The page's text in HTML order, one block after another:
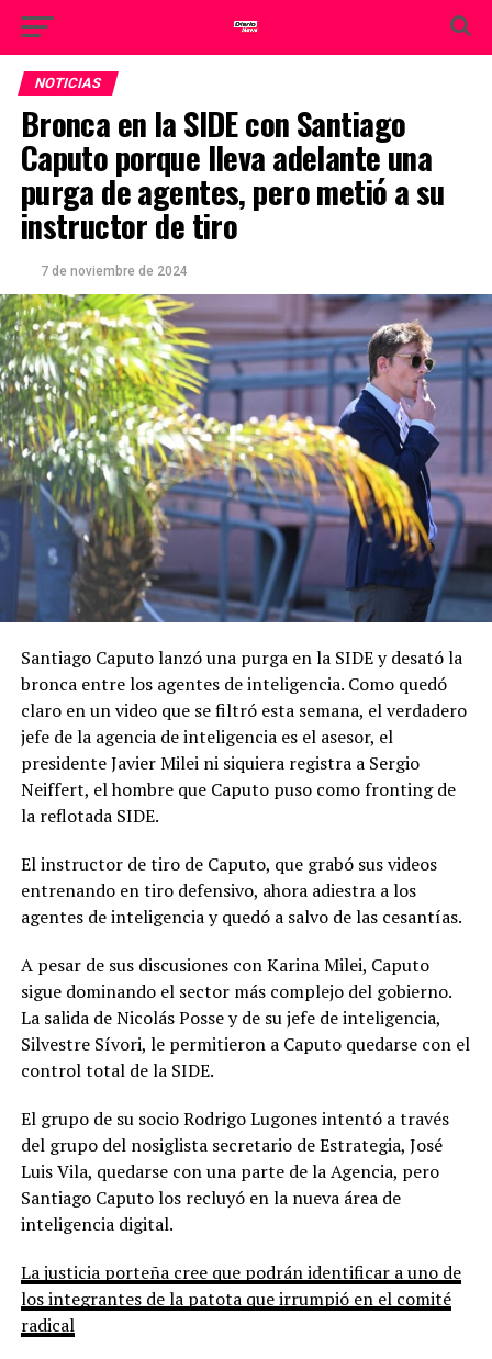
NOTICIAS
Bronca en la SIDE con Santiago
Caputo porque lleva adelante una
purga de agentes, pero metió a su
instructor de tiro
7 de noviembre de 2024
Santiago Caputo lanzó una purga en la SIDE y desató la
bronca entre los agentes de inteligencia. Como quedó
claro en un video que se filtró esta semana, el verdadero
jefe de la agencia de inteligencia es el asesor, el
presidente Javier Milei ni siquiera registra a Sergio
Neiffert, el hombre que Caputo puso como fronting de
la reflotada SIDE.
El instructor de tiro de Caputo, que grabó sus videos
entrenando en tiro defensivo, ahora adiestra a los
agentes de inteligencia y quedó a salvo de las cesantías.
A pesar de sus discusiones con Karina Milei, Caputo
sigue dominando el sector más complejo del gobierno.
La salida de Nicolás Posse y de su jefe de inteligencia,
Silvestre Sívori, le permitieron a Caputo quedarse con el
control total de la SIDE.
El grupo de su socio Rodrigo Lugones intentó a través
del grupo del nosiglista secretario de Estrategia, José
Luis Vila, quedarse con una parte de la Agencia, pero
Santiago Caputo los recluyó en la nueva área de
inteligencia digital.
La justicia porteña cree que podrán identificar a uno de
los integrantes de la patota que irrumpió en el comité
radical